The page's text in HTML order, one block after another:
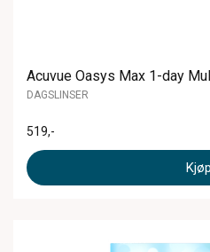
Acuvue Oasys Max 1-day
DAGSLINSER
519,-
Kjøp